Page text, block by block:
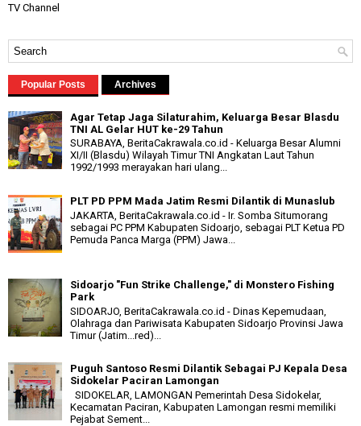
TV Channel
Popular Posts Archives
Agar Tetap Jaga Silaturahim, Keluarga Besar Blasdu
TNI AL Gelar HUT ke-29 Tahun
SURABAYA, BeritaCakrawala.co.id - Keluarga Besar Alumni
XI/II (Blasdu) Wilayah Timur TNI Angkatan Laut Tahun
1992/1993 merayakan hari ulang...
PLT PD PPM Mada Jatim Resmi Dilantik di Munaslub
JAKARTA, BeritaCakrawala.co.id - Ir. Somba Situmorang
sebagai PC PPM Kabupaten Sidoarjo, sebagai PLT Ketua PD
Pemuda Panca Marga (PPM) Jawa...
Sidoarjo "Fun Strike Challenge," di Monstero Fishing
Park
SIDOARJO, BeritaCakrawala.co.id - Dinas Kepemudaan,
Olahraga dan Pariwisata Kabupaten Sidoarjo Provinsi Jawa
Timur (Jatim...red)...
Puguh Santoso Resmi Dilantik Sebagai PJ Kepala Desa
Sidokelar Paciran Lamongan
SIDOKELAR, LAMONGAN Pemerintah Desa Sidokelar,
Kecamatan Paciran, Kabupaten Lamongan resmi memiliki
Pejabat Sement...